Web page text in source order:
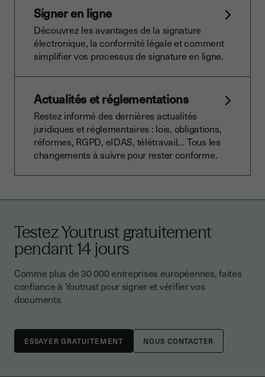
Signer en ligne
Découvrez les avantages de la signature
électronique, la conformité légale et comment
simplifier vos processus de signature en ligne.
Actualités et réglementations
Restez informé des dernières actualités
juridiques et réglementaires : lois, obligations,
réformes, RGPD, eIDAS, télétravail… Tous les
changements à suivre pour rester conforme.
Testez Youtrust gratuitement
pendant 14 jours
Comme plus de 30 000 entreprises européennes, faites
confiance à Youtrust pour signer et vérifier vos
documents.
NOUS CONTACTER